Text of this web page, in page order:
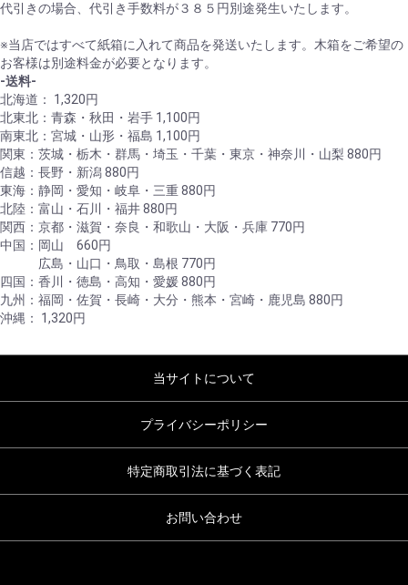
代引きの場合、代引き手数料が３８５円別途発生いたします。
※当店ではすべて紙箱に入れて商品を発送いたします。木箱をご希望の
お客様は別途料金が必要となります。
-送料-
北海道： 1,320円
北東北：青森・秋田・岩手 1,100円
南東北：宮城・山形・福島 1,100円
関東：茨城・栃木・群馬・埼玉・千葉・東京・神奈川・山梨 880円
信越：長野・新潟 880円
東海：静岡・愛知・岐阜・三重 880円
北陸：富山・石川・福井 880円
関西：京都・滋賀・奈良・和歌山・大阪・兵庫 770円
中国：岡山 660円
広島・山口・鳥取・島根 770円
四国：香川・徳島・高知・愛媛 880円
九州：福岡・佐賀・長崎・大分・熊本・宮崎・鹿児島 880円
沖縄： 1,320円
当サイトについて
プライバシーポリシー
特定商取引法に基づく表記
お問い合わせ